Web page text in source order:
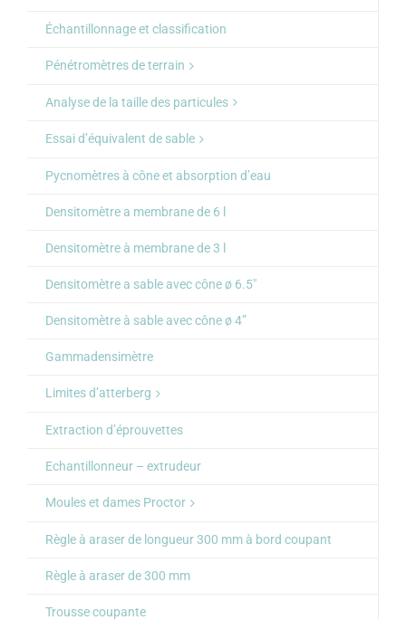
Échantillonnage et classification
Pénétromètres de terrain
Analyse de la taille des particules
Essai d’équivalent de sable
Pycnomètres à cône et absorption d’eau
Densitomètre a membrane de 6 l
Densitomètre à membrane de 3 l
Densitomètre a sable avec cône ø 6.5″
Densitomètre à sable avec cône ø 4”
Gammadensimètre
Limites d’atterberg
Extraction d’éprouvettes
Echantillonneur – extrudeur
Moules et dames Proctor
Règle à araser de longueur 300 mm à bord coupant
Règle à araser de 300 mm
Trousse coupante